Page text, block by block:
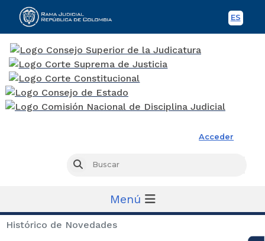
ES
Acceder
Buscar
Menú
Histórico de Novedades